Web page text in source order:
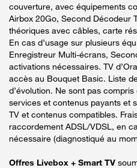
couverture, avec équipements
Airbox 20Go, Second Décodeur
théoriques avec câbles, carte
En cas d’usage sur plusieurs
Enregistreur Multi-écrans,
activations nécessaires. TV
accès au Bouquet Basic. Liste
d’évolution. Ne sont pas
services et contenus payants et
TV et contenus compatibles.
raccordement ADSL/VDSL, en
nécessaire (diagnostiqué au
Offres Livebox + Smart TV